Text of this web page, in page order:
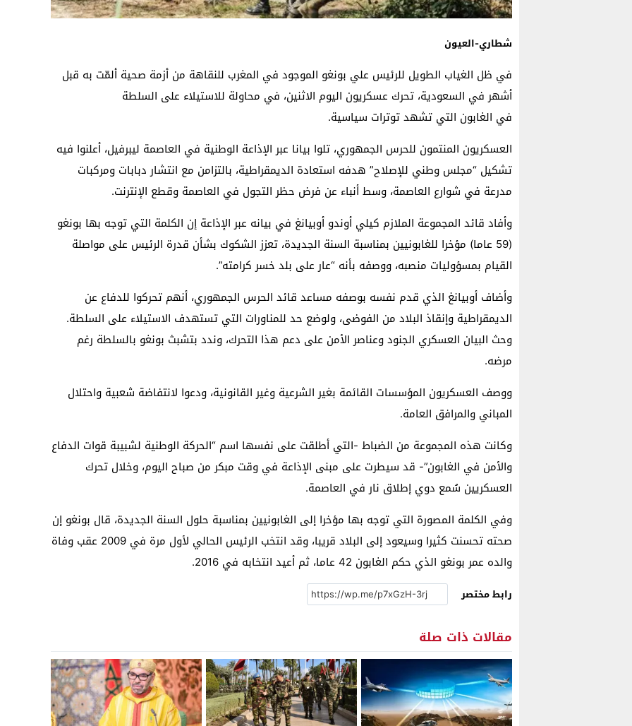
شطاري-العيون
في ظل الغياب الطويل للرئيس علي بونغو الموجود في المغرب للنقاهة من أزمة صحية ألمّت به قبل
أشهر في السعودية، تحرك عسكريون اليوم الاثنين، في محاولة للاستيلاء على السلطة
في الغابون التي تشهد توترات سياسية.
العسكريون المنتمون للحرس الجمهوري، تلوا بيانا عبر الإذاعة الوطنية في العاصمة ليبرفيل، أعلنوا فيه
تشكيل “مجلس وطني للإصلاح” هدفه استعادة الديمقراطية، بالتزامن مع انتشار دبابات ومركبات
مدرعة في شوارع العاصمة، وسط أنباء عن فرض حظر التجول في العاصمة وقطع الإنترنت.
وأفاد قائد المجموعة الملازم كيلي أوندو أوبيانغ في بيانه عبر الإذاعة إن الكلمة التي توجه بها بونغو
(59 عاما) مؤخرا للغابونيين بمناسبة السنة الجديدة، تعزز الشكوك بشأن قدرة الرئيس على مواصلة
القيام بمسؤوليات منصبه، ووصفه بأنه “عار على بلد خسر كرامته”.
وأضاف أوبيانغ الذي قدم نفسه بوصفه مساعد قائد الحرس الجمهوري، أنهم تحركوا للدفاع عن
الديمقراطية وإنقاذ البلاد من الفوضى، ولوضع حد للمناورات التي تستهدف الاستيلاء على السلطة.
وحث البيان العسكري الجنود وعناصر الأمن على دعم هذا التحرك، وندد بتشبث بونغو بالسلطة رغم
مرضه.
ووصف العسكريون المؤسسات القائمة بغير الشرعية وغير القانونية، ودعوا لانتفاضة شعبية واحتلال
المباني والمرافق العامة.
وكانت هذه المجموعة من الضباط -التي أطلقت على نفسها اسم “الحركة الوطنية لشبيبة قوات الدفاع
والأمن في الغابون”- قد سيطرت على مبنى الإذاعة في وقت مبكر من صباح اليوم، وخلال تحرك
العسكريين سُمع دوي إطلاق نار في العاصمة.
وفي الكلمة المصورة التي توجه بها مؤخرا إلى الغابونيين بمناسبة حلول السنة الجديدة، قال بونغو إن
صحته تحسنت كثيرا وسيعود إلى البلاد قريبا، وقد انتخب الرئيس الحالي لأول مرة في 2009 عقب وفاة
والده عمر بونغو الذي حكم الغابون 42 عاما، ثم أعيد انتخابه في 2016.
رابط مختصر
مقالات ذات صلة